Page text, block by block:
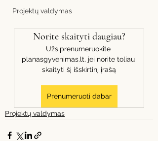
Projektų valdymas
Norite skaityti daugiau?
Užsiprenumeruokite
planasgyvenimas.lt, jei norite toliau
skaityti šį išskirtinį įrašą
Prenumeruoti dabar
Projektų valdymas